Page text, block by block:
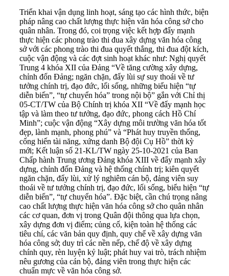
Triển khai vận dụng linh hoạt, sáng tạo các hình thức, biện
pháp nâng cao chất lượng thực hiện văn hóa công sở cho
quân nhân. Trong đó, coi trọng việc kết hợp đẩy mạnh
thực hiện các phong trào thi đua xây dựng văn hóa công
sở với các phong trào thi đua quyết thắng, thi đua đột kích,
cuộc vận động và các đợt sinh hoạt khác như: Nghị quyết
Trung 4 khóa XII của Đảng “Về tăng cường xây dựng,
chỉnh đốn Đảng; ngăn chặn, đẩy lùi sự suy thoái về tư
tưởng chính trị, đạo đức, lối sống, những biểu hiện “tự
diễn biến”, “tự chuyển hóa” trong nội bộ” gắn với Chỉ thị
05-CT/TW của Bộ Chính trị khóa XII “Về đẩy mạnh học
tập và làm theo tư tưởng, đạo đức, phong cách Hồ Chí
Minh”; cuộc vận động “Xây dựng môi trường văn hóa tốt
đẹp, lành mạnh, phong phú” và “Phát huy truyền thống,
cống hiến tài năng, xứng danh Bộ đội Cụ Hồ” thời kỳ
mới; Kết luận số 21-KL/TW ngày 25-10-2021 của Ban
Chấp hành Trung ương Đảng khóa XIII về đẩy mạnh xây
dựng, chỉnh đốn Đảng và hệ thống chính trị; kiên quyết
ngăn chặn, đẩy lùi, xử lý nghiêm cán bộ, đảng viên suy
thoái về tư tưởng chính trị, đạo đức, lối sống, biểu hiện “tự
diễn biến”, “tự chuyển hóa”. Đặc biệt, cần chú trọng nâng
cao chất lượng thực hiện văn hóa công sở cho quân nhân
các cơ quan, đơn vị trong Quân đội thông qua lựa chọn,
xây dựng đơn vị điểm; củng cố, kiện toàn hệ thống các
tiêu chí, các văn bản quy định, quy chế về xây dựng văn
hóa công sở; duy trì các nền nếp, chế độ về xây dựng
chính quy, rèn luyện kỷ luật; phát huy vai trò, trách nhiệm
nêu gương của cán bộ, đảng viên trong thực hiện các
chuẩn mực về văn hóa công sở.